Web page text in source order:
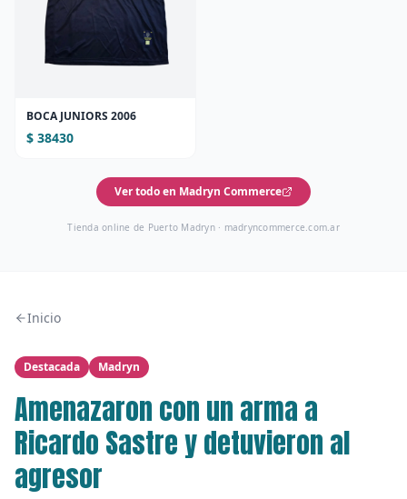
BOCA JUNIORS 2006
$ 38430
Ver todo en Madryn Commerce
Tienda online de Puerto Madryn · madryncommerce.com.ar
Inicio
Destacada Madryn
Amenazaron con un arma a
Ricardo Sastre y detuvieron al
agresor